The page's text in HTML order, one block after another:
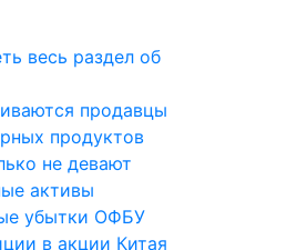
продавцы
продуктов
не девают
активы
убытки ОФБУ
в акции Китая